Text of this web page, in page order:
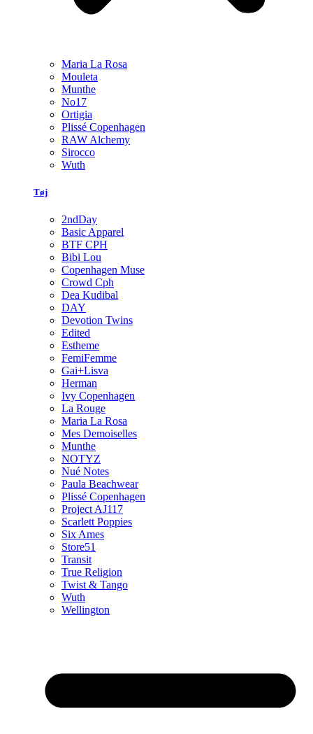
Maria La Rosa
Mouleta
Munthe
No17
Ortigia
Plissé Copenhagen
RAW Alchemy
Sirocco
Wuth
Tøj
2ndDay
Basic Apparel
BTF CPH
Bibi Lou
Copenhagen Muse
Crowd Cph
Dea Kudibal
DAY
Devotion Twins
Edited
Estheme
FemiFemme
Gai+Lisva
Herman
Ivy Copenhagen
La Rouge
Maria La Rosa
Mes Demoiselles
Munthe
NOTYZ
Nué Notes
Paula Beachwear
Plissé Copenhagen
Project AJ117
Scarlett Poppies
Six Ames
Store51
Transit
True Religion
Twist & Tango
Wuth
Wellington